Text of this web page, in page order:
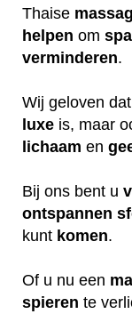
Thaise
helpen om
verminderen.
Wij geloven
luxe is, maar
lichaam en
Bij ons bent u
ontspannen
kunt komen.
Of u nu een
spieren te